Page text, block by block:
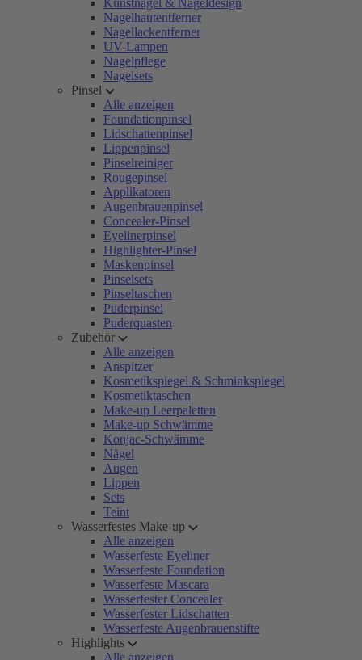
Kunstnägel & Nageldesign
Nagelhautentferner
Nagellackentferner
UV-Lampen
Nagelpflege
Nagelsets
Pinsel
Alle anzeigen
Foundationpinsel
Lidschattenpinsel
Lippenpinsel
Pinselreiniger
Rougepinsel
Applikatoren
Augenbrauenpinsel
Concealer-Pinsel
Eyelinerpinsel
Highlighter-Pinsel
Maskenpinsel
Pinselsets
Pinseltaschen
Puderpinsel
Puderquasten
Zubehör
Alle anzeigen
Anspitzer
Kosmetikspiegel & Schminkspiegel
Kosmetiktaschen
Make-up Leerpaletten
Make-up Schwämme
Konjac-Schwämme
Nägel
Augen
Lippen
Sets
Teint
Wasserfestes Make-up
Alle anzeigen
Wasserfeste Eyeliner
Wasserfeste Foundation
Wasserfeste Mascara
Wasserfester Concealer
Wasserfester Lidschatten
Wasserfeste Augenbrauenstifte
Highlights
Alle anzeigen